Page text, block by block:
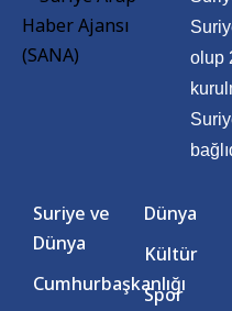
olup
Suriye ve
Dünya
Cumhurbaşkanlığı
Dünya
Kültür
Spor